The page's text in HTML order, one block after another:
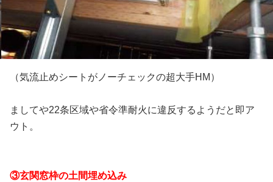
（気流止めシートがノーチェックの超大手HM）
ましてや22条区域や省令準耐火に違反するようだと即ア
ウト。
③玄関窓枠の土間埋め込み